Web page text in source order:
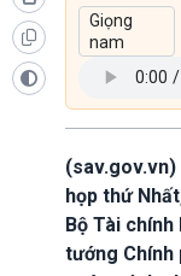
họp thứ
Bộ Tài chính
tướng Chính